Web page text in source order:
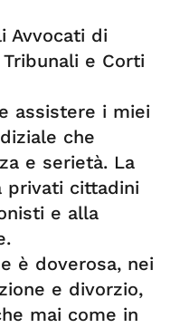
Avvocati di
e Corti
assistere i miei
che
e serietà. La
privati cittadini
e alla
è doverosa, nei
e divorzio,
mai come in